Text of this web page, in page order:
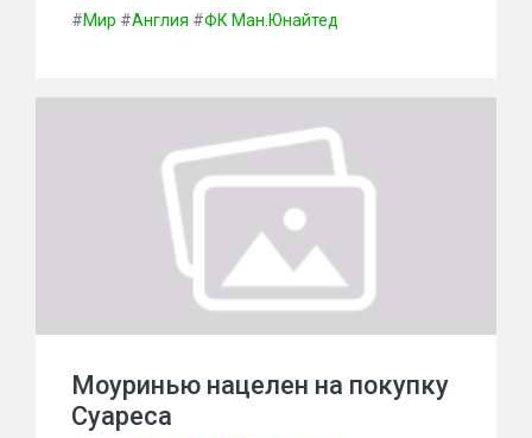
#Мир #Англия #ФК Ман.Юнайтед
Моуринью нацелен на покупку
Суареса